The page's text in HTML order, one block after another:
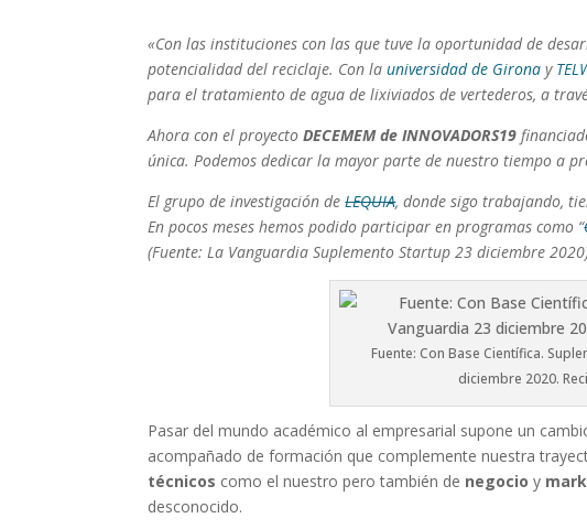
«Con las instituciones con las que tuve la oportunidad de
potencialidad del reciclaje. Con launiversidad de Girona y
para el tratamiento de agua de lixiviados de vertederos, a
Ahora con el proyectoDECEMEM de INNOVADORS19
única. Podemos dedicar la mayor parte de nuestro tiempo a
El grupo de investigación deLEQUIA, donde sigo trabajando,
En pocos meses hemos podido participar en programas como “
(Fuente: La Vanguardia Suplemento Startup 23 diciembre
Fuente: Con Base Científica.
diciembre 2020.
Pasar del mundo académico al empresarial supone un
acompañado de formación que complemente nuestra
técnicos como el nuestro pero también de negocio y
desconocido.